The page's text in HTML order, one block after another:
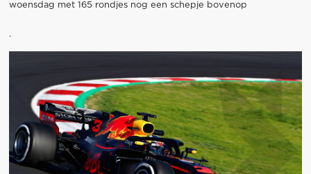
woensdag met 165 rondjes nog een schepje bovenop
.